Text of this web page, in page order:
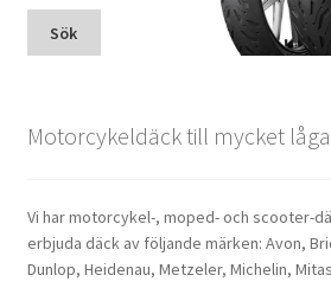
Sök
Motorcykeldäck till mycket
Vi har motorcykel-, moped- och scooter-
erbjuda däck av följande märken: Avon,
Dunlop, Heidenau, Metzeler, Michelin,